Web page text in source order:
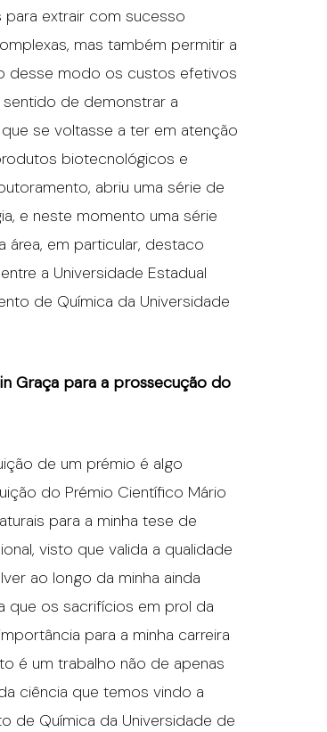
extrair com sucesso
mas também permitir a
desse modo os custos efetivos
de demonstrar a
se voltasse a ter em atenção
biotecnológicos e
abriu uma série de
e neste momento uma série
em particular, destaco
a Universidade Estadual
de Química da Universidade
Graça para a prossecução do
de um prémio é algo
do Prémio Científico Mário
para a minha tese de
visto que valida a qualidade
ao longo da minha ainda
que os sacrifícios em prol da
para a minha carreira
é um trabalho não de apenas
ciência que temos vindo a
de Química da Universidade de